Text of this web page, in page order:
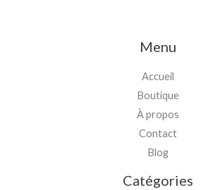
Menu
Accueil
Boutique
À propos
Contact
Blog
Catégories